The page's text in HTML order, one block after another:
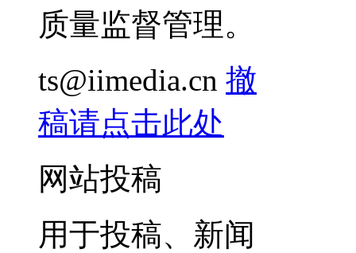
质量监督管理。
ts@iimedia.cn 撤
稿请点击此处
网站投稿
用于投稿、新闻